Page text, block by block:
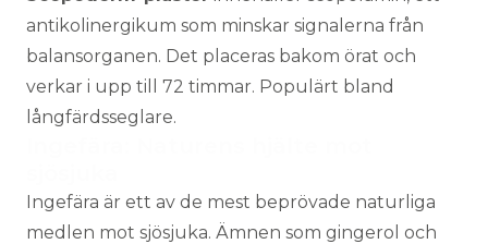
antikolinergikum som minskar signalerna från
balansorganen. Det placeras bakom örat och
verkar i upp till 72 timmar. Populärt bland
långfärdsseglare.
Ingefära är ett av de mest beprövade naturliga
medlen mot sjösjuka. Ämnen som gingerol och